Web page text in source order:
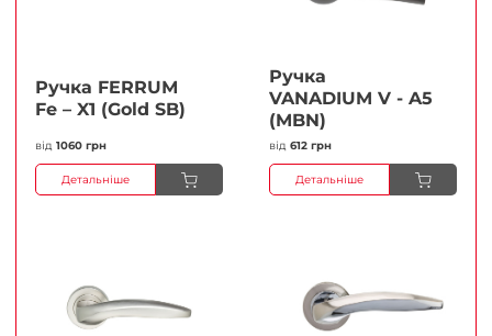
Ручка FERRUМ
Fe – X1 (Gold SB)
від 1060 грн
Детальніше
Ручка
VANADIUM V - A5
(MBN)
від 612 грн
Детальніше